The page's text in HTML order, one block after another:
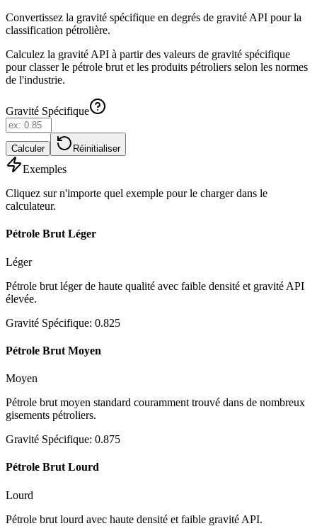
Convertissez la gravité spécifique en degrés de gravité API pour la
classification pétrolière.
Calculez la gravité API à partir des valeurs de gravité spécifique
pour classer le pétrole brut et les produits pétroliers selon les normes
de l'industrie.
Gravité Spécifique
Calculer Réinitialiser
Exemples
Cliquez sur n'importe quel exemple pour le charger dans le
calculateur.
Pétrole Brut Léger
Léger
Pétrole brut léger de haute qualité avec faible densité et gravité API
élevée.
Gravité Spécifique: 0.825
Pétrole Brut Moyen
Moyen
Pétrole brut moyen standard couramment trouvé dans de nombreux
gisements pétroliers.
Gravité Spécifique: 0.875
Pétrole Brut Lourd
Lourd
Pétrole brut lourd avec haute densité et faible gravité API.